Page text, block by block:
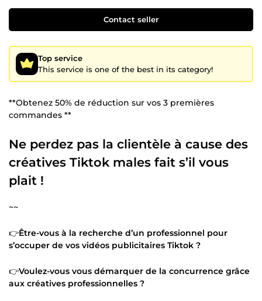
Contact seller
Top service
This service is one of the best in its category!
**Obtenez 50% de réduction sur vos 3 premières
commandes **
Ne perdez pas la clientèle à cause des
créatives Tiktok males fait s’il vous
plait !
~~
👉Être-vous à la recherche d’un professionnel pour
s’occuper de vos vidéos publicitaires Tiktok ?
👉Voulez-vous vous démarquer de la concurrence grâce
aux créatives professionnelles ?